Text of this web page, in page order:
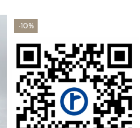
-10%